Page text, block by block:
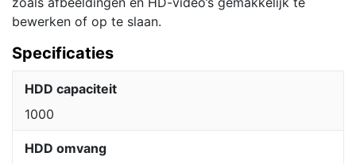
bewerken of op te slaan.
Specificaties
HDD capaciteit
1000
HDD omvang